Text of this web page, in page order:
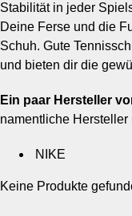
Stabilität in jeder
Deine Ferse und die
Schuh. Gute
und bieten dir die
Ein paar Hersteller
namentliche Hersteller
NIKE
Keine Produkte